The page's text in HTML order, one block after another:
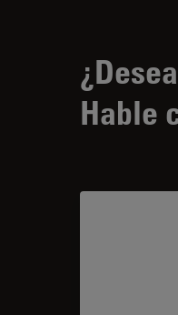
Hable